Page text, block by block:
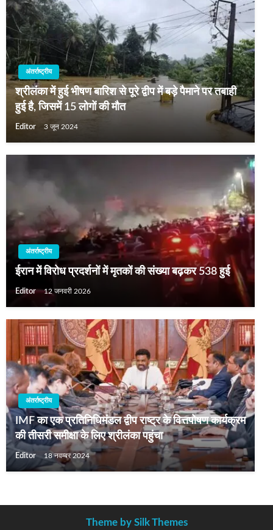
अंतर्राष्ट्रीय
श्रीलंका में हुई भीषण बारिश से पूरे द्वीप में बड़े पैमाने पर तबाही
हुई है, जिसमें 15 लोगों की मौत
Editor 3 जून 2024
अंतर्राष्ट्रीय
ईरान में विरोध प्रदर्शनों में मृतकों की संख्या बढ़कर 538 हुई
Editor 12 जनवरी 2026
अंतर्राष्ट्रीय
IMF का एक प्रतिनिधिमंडल द्वीप राष्ट्र के वित्तपोषण कार्यक्रम
की तीसरी समीक्षा के लिए श्रीलंका पहुंचा
Editor 18 नवम्बर 2024
Theme by Silk Themes